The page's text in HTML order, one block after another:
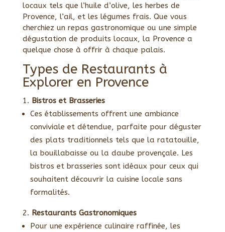
locaux tels que l’huile d’olive, les herbes de
Provence, l’ail, et les légumes frais. Que vous
cherchiez un repas gastronomique ou une simple
dégustation de produits locaux, la Provence a
quelque chose à offrir à chaque palais.
Types de Restaurants à
Explorer en Provence
Bistros et Brasseries
Ces établissements offrent une ambiance
conviviale et détendue, parfaite pour déguster
des plats traditionnels tels que la ratatouille,
la bouillabaisse ou la daube provençale. Les
bistros et brasseries sont idéaux pour ceux qui
souhaitent découvrir la cuisine locale sans
formalités.
Restaurants Gastronomiques
Pour une expérience culinaire raffinée, les